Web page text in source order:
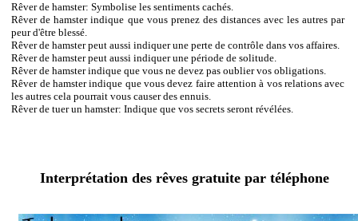
Rêver de hamster: Symbolise les sentiments cachés.
Rêver de hamster indique que vous prenez des distances avec les autres par
peur d'être blessé.
Rêver de hamster peut aussi indiquer une perte de contrôle dans vos affaires.
Rêver de hamster peut aussi indiquer une période de solitude.
Rêver de hamster indique que vous ne devez pas oublier vos obligations.
Rêver de hamster indique que vous devez faire attention à vos relations avec
les autres cela pourrait vous causer des ennuis.
Rêver de tuer un hamster: Indique que vos secrets seront révélées.
Interprétation des rêves gratuite par téléphone